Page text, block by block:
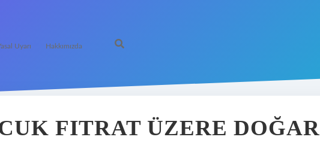
Uyarı Hakkımızda
FITRAT ÜZERE DOĞAR